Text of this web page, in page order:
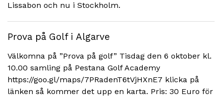
Lissabon och nu i Stockholm.
Prova på Golf i Algarve
Välkomna på ”Prova på golf” Tisdag den 6 oktober kl.
10.00 samling på Pestana Golf Academy
https://goo.gl/maps/7PRadenT6tVjHXnE7 klicka på
länken så kommer det upp en karta. Pris: 30 Euro för